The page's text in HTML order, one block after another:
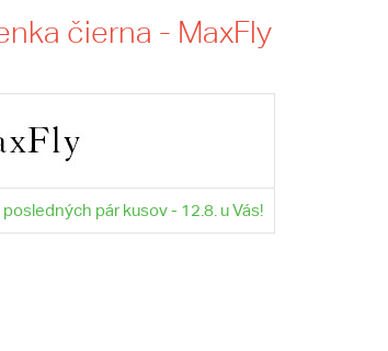
čierna - MaxFly
pár kusov - 12.8. u Vás!